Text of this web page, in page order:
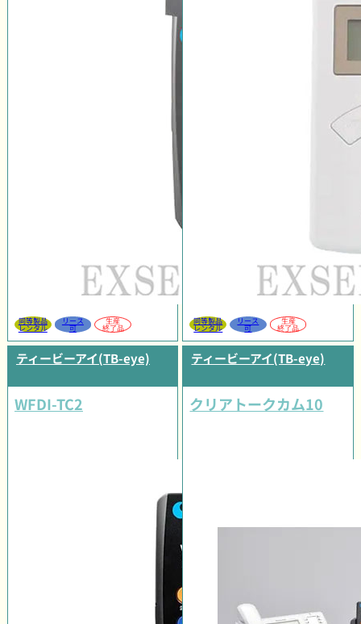
同等製品
レンタル
リース
可
生産
終了品
同等製品
レンタル
リース
可
生産
終了品
ティービーアイ(TB-eye)
WFDI-TC2
ティービーアイ(TB-eye)
クリアトークカム10